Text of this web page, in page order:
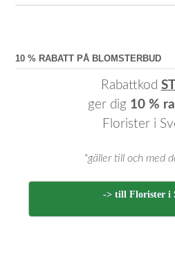
10 % RABATT PÅ BLOMSTERBUD
Rabattkod
ger dig 10 %
Florister i
*gäller till och med
-> till Florister i